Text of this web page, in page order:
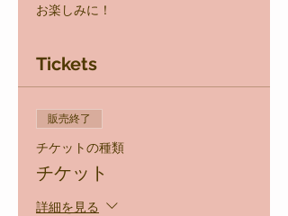
お楽しみに！
Tickets
販売終了
チケットの種類
チケット
詳細を見る